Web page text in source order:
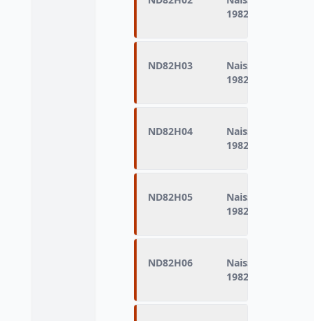
1982
ND82H03
Naissances
1982
ND82H04
Naissances
1982
ND82H05
Naissances
1982
ND82H06
Naissances
1982